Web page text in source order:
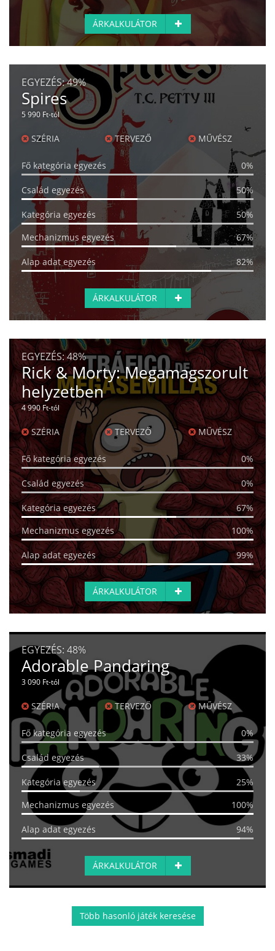
ÁRKALKULÁTOR
EGYEZÉS:49%
Spires
5 990 Ft-tól
SZÉRIA TERVEZŐ MŰVÉSZ
Fő kategória egyezés 0%
Család egyezés 50%
Kategória egyezés
50%
Mechanizmus egyezés
67%
Alap adat egyezés 82%
ÁRKALKULÁTOR
EGYEZÉS:48%
Rick & Morty: Megamagszorult
helyzetben
4 990 Ft-tól
SZÉRIA TERVEZŐ MŰVÉSZ
Fő kategória egyezés 0%
Család egyezés 0%
Kategória egyezés
67%
Mechanizmus egyezés
100%
Alap adat egyezés 99%
ÁRKALKULÁTOR
EGYEZÉS: 48%
Adorable Pandaring
3 090 Ft-tól
SZÉRIA TERVEZŐ MŰVÉSZ
Fő kategória egyezés 0%
Család egyezés 33%
Kategória egyezés
25%
Mechanizmus egyezés
100%
Alap adat egyezés 94%
ÁRKALKULÁTOR
Több hasonló játék keresése